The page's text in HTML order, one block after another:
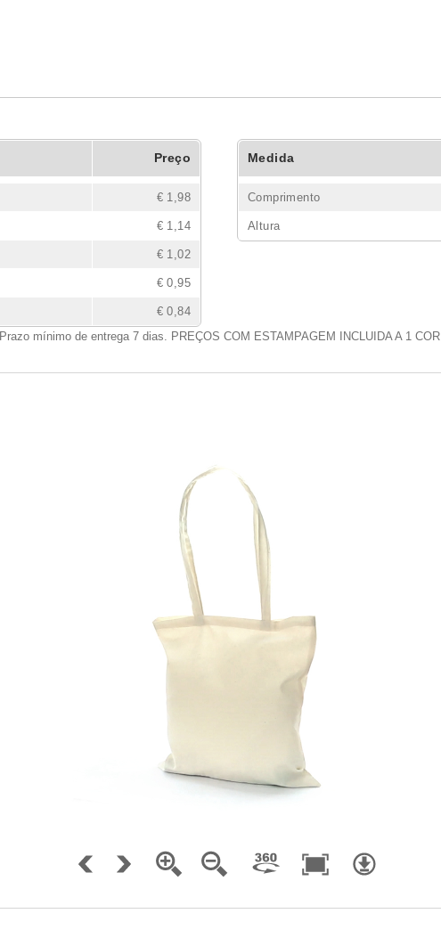
Preço
€ 1,98
€ 1,14
€ 1,02
€ 0,95
€ 0,84
Medida
Comprimento
Altura
Prazo mínimo de entrega 7 dias. PREÇOS COM ESTAMPAGEM INCLUIDA A 1 COR